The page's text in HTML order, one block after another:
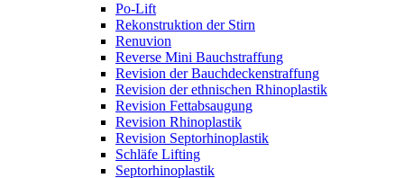
Po-Lift
Rekonstruktion der Stirn
Renuvion
Reverse Mini Bauchstraffung
Revision der Bauchdeckenstraffung
Revision der ethnischen Rhinoplastik
Revision Fettabsaugung
Revision Rhinoplastik
Revision Septorhinoplastik
Schläfe Lifting
Septorhinoplastik